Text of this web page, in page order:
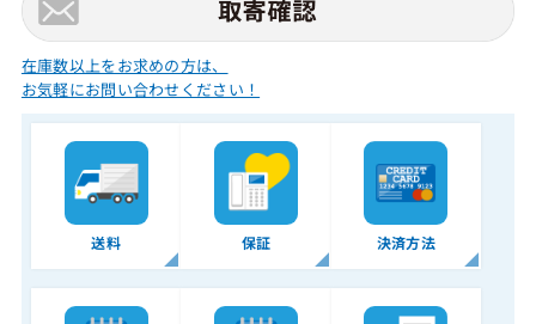
在庫数以上をお求めの方は、
お気軽にお問い合わせください！
送料 保証 決済方法